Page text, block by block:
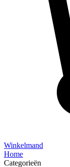
Winkelmand
Home
Categorieën